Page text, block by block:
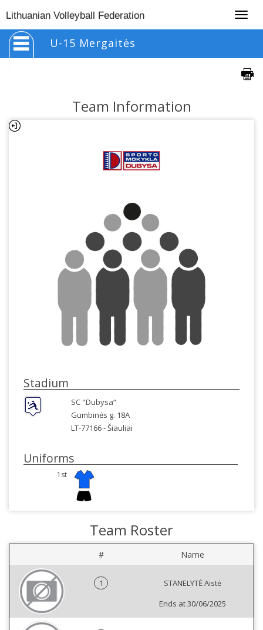
Lithuanian Volleyball Federation
U-15 Mergaitės
Team Information
Stadium
SC "Dubysa“
Gumbinės g. 18A
LT-77166 -Šiauliai
Uniforms
1st
Team Roster
# Name
1
STANELYTĖ Aistė
Ends at 30/06/2025